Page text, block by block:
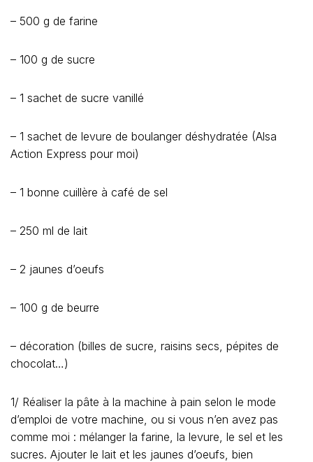
– 500 g de farine
– 100 g de sucre
– 1 sachet de sucre vanillé
– 1 sachet de levure de boulanger déshydratée (Alsa
Action Express pour moi)
– 1 bonne cuillère à café de sel
– 250 ml de lait
– 2 jaunes d’oeufs
– 100 g de beurre
– décoration (billes de sucre, raisins secs, pépites de
chocolat…)
1/ Réaliser la pâte à la machine à pain selon le mode
d’emploi de votre machine, ou si vous n’en avez pas
comme moi : mélanger la farine, la levure, le sel et les
sucres. Ajouter le lait et les jaunes d’oeufs, bien